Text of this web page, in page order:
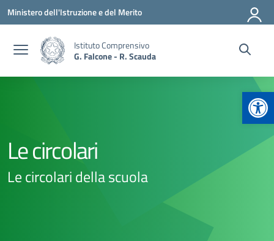
Vai ai contenuti
Vai al menu di navigazione
Vai al footer
Ministero dell'Istruzione e del Merito
Istituto Comprensivo
G. Falcone - R. Scauda
Le circolari
Le circolari della scuola